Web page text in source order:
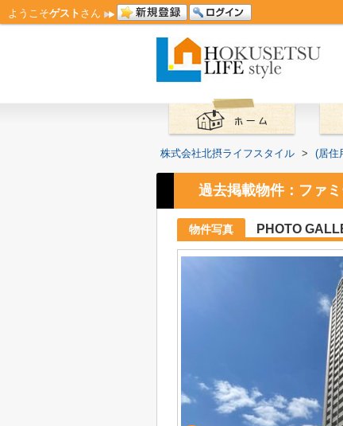
ようこそゲスト さん
株式会社北摂ライフスタイル > (居住
過去掲載物件：ファ
物件写真 PHOTO